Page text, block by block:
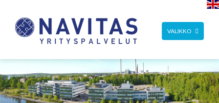
TOGGLE
NAVIGATION
VALIKKO